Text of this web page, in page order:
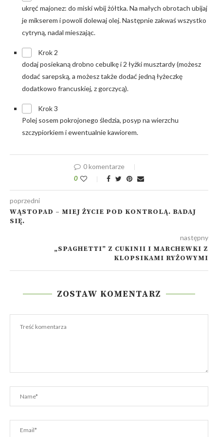
ukręć majonez: do miski wbij żółtka. Na małych obrotach ubijaj
je mikserem i powoli dolewaj olej. Następnie zakwaś wszystko
cytryną, nadal mieszając.
Krok 2
dodaj posiekaną drobno cebulkę i 2 łyżki musztardy (możesz
dodać sarepską, a możesz także dodać jedną łyżeczkę
dodatkowo francuskiej, z gorczycą).
Krok 3
Polej sosem pokrojonego śledzia, posyp na wierzchu
szczypiorkiem i ewentualnie kawiorem.
0 komentarze
0
poprzedni
WĄSTOPAD – MIEJ ŻYCIE POD KONTROLĄ. BADAJ
SIĘ.
następny
„SPAGHETTI” Z CUKINII I MARCHEWKI Z
KLOPSIKAMI RYŻOWYMI
ZOSTAW KOMENTARZ